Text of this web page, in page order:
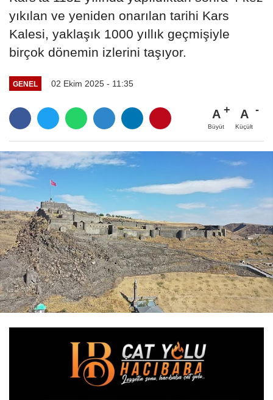
yıkılan ve yeniden onarılan tarihi Kars
Kalesi, yaklaşık 1000 yıllık geçmişiyle
birçok dönemin izlerini taşıyor.
GENEL 02 Ekim 2025 - 11:35
A
Büyüt
A
Küçült